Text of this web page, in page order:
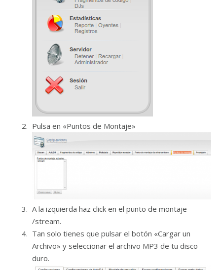
Pulsa en «Puntos de Montaje»
A la izquierda haz click en el punto de montaje
/stream.
Tan solo tienes que pulsar el botón «Cargar un
Archivo» y seleccionar el archivo MP3 de tu disco
duro.